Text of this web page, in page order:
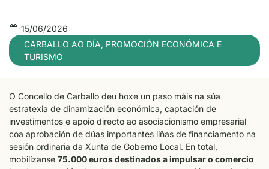
15/06/2026
CARBALLO AO DÍA, PROMOCIÓN ECONÓMICA E
TURISMO
O Concello de Carballo deu hoxe un paso máis na súa
estratexia de dinamización económica, captación de
investimentos e apoio directo ao asociacionismo empresarial
coa aprobación de dúas importantes liñas de financiamento na
sesión ordinaria da Xunta de Goberno Local. En total,
mobilízanse 75.000 euros destinados a impulsar o comercio